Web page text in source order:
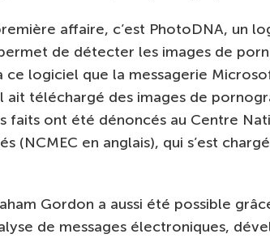
affaire, c’est PhotoDNA, un
de détecter les images de
ce logiciel que la messagerie
ait téléchargé des images de
faits ont été dénoncés au Centre
(NCMEC en anglais), qui s’est
Gordon a aussi été possible
de messages électroniques,